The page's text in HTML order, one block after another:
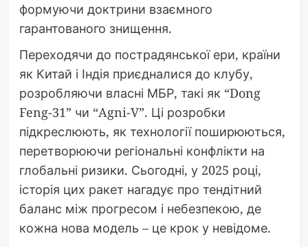
формуючи доктрини взаємного
гарантованого знищення.
Переходячи до пострадянської ери, країни
як Китай і Індія приєдналися до клубу,
розробляючи власні МБР, такі як “Dong
Feng-31” чи “Agni-V”. Ці розробки
підкреслюють, як технології поширюються,
перетворюючи регіональні конфлікти на
глобальні ризики. Сьогодні, у 2025 році,
історія цих ракет нагадує про тендітний
баланс між прогресом і небезпекою, де
кожна нова модель – це крок у невідоме.